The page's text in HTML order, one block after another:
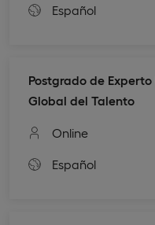
Español
Postgrado de
Global del Talento
Online
Español